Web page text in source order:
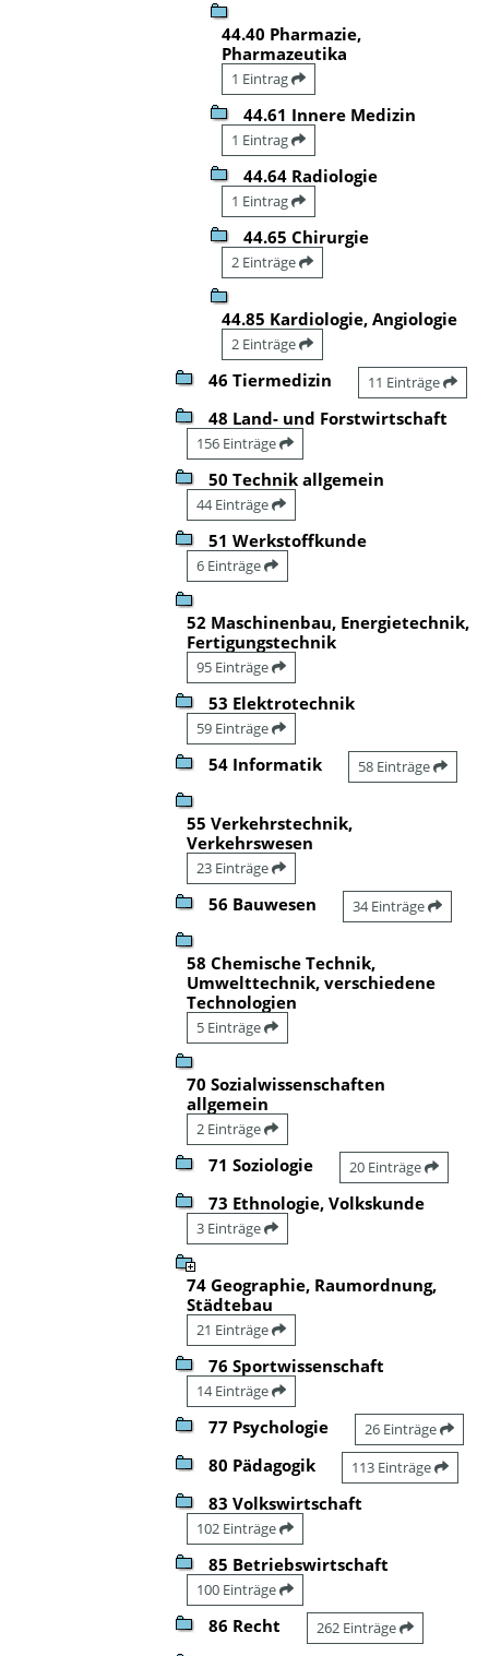
44.40 Pharmazie,
Pharmazeutika
1 Eintrag
44.61 Innere Medizin
1 Eintrag
44.64 Radiologie
1 Eintrag
44.65 Chirurgie
2 Einträge
44.85 Kardiologie, Angiologie
2 Einträge
46 Tiermedizin 11 Einträge
48 Land- und Forstwirtschaft
156 Einträge
50 Technik allgemein
44 Einträge
51 Werkstoffkunde
6 Einträge
52 Maschinenbau, Energietechnik,
Fertigungstechnik
95 Einträge
53 Elektrotechnik
59 Einträge
54 Informatik 58 Einträge
55 Verkehrstechnik,
Verkehrswesen
23 Einträge
56 Bauwesen 34 Einträge
58 Chemische Technik,
Umwelttechnik, verschiedene
Technologien
5 Einträge
70 Sozialwissenschaften
allgemein
2 Einträge
71 Soziologie 20 Einträge
73 Ethnologie, Volkskunde
3 Einträge
74 Geographie, Raumordnung,
Städtebau
21 Einträge
76 Sportwissenschaft
14 Einträge
77 Psychologie 26 Einträge
80 Pädagogik 113 Einträge
83 Volkswirtschaft
102 Einträge
85 Betriebswirtschaft
100 Einträge
86 Recht 262 Einträge